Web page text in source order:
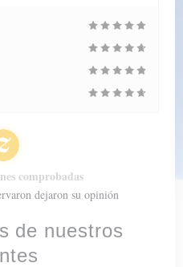
de nuestros
comprobadas
dejaron su opinión